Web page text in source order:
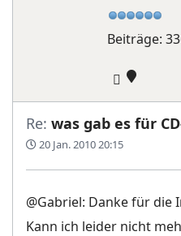
Beiträge:
Re: was gab es für
20 Jan. 2010 20:15
@Gabriel: Danke für die
Kann ich leider nicht